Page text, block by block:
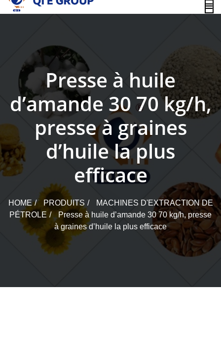
content
Presse à huile
d’amande 30 70 kg/h,
presse à graines
d’huile la plus
efficace
HOME PRODUITS
MACHINES D'EXTRACTION DE
PÉTROLE
Presse à huile d’amande 30 70 kg/h, presse
à graines d’huile la plus efficace